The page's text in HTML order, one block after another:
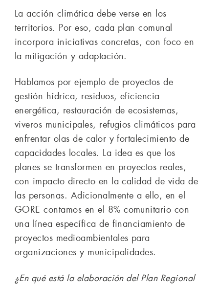
La acción climática debe verse en los
territorios. Por eso, cada plan comunal
incorpora iniciativas concretas, con foco en
la mitigación y adaptación.
Hablamos por ejemplo de proyectos de
gestión hídrica, residuos, eficiencia
energética, restauración de ecosistemas,
viveros municipales, refugios climáticos para
enfrentar olas de calor y fortalecimiento de
capacidades locales. La idea es que los
planes se transformen en proyectos reales,
con impacto directo en la calidad de vida de
las personas. Adicionalmente a ello, en el
GORE contamos en el 8% comunitario con
una línea específica de financiamiento de
proyectos medioambientales para
organizaciones y municipalidades.
¿En qué está la elaboración del Plan Regional